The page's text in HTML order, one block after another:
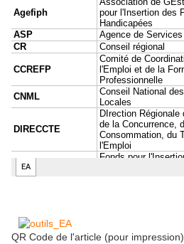
QR Code de l'article (pour impression)